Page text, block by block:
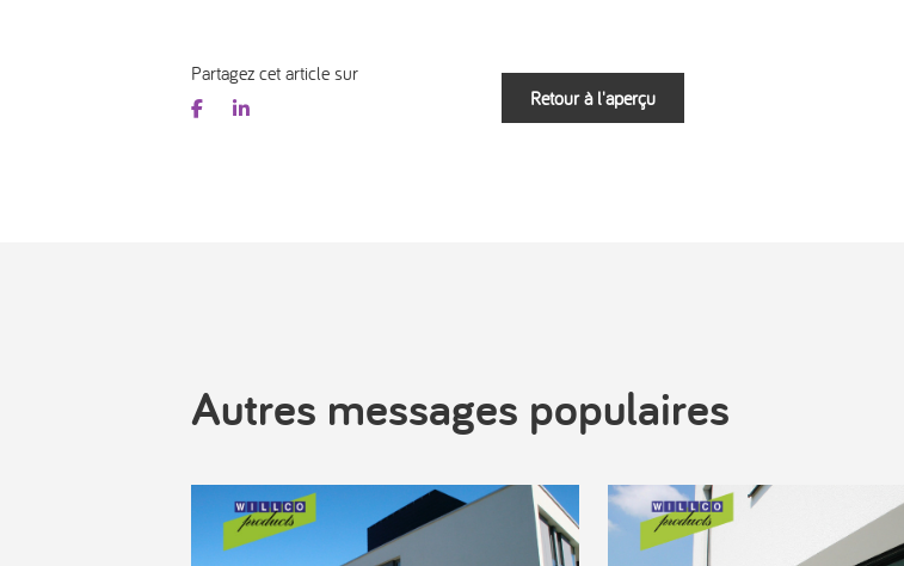
Partagez cet article sur
Retour à l'aperçu
Autres messages populaires